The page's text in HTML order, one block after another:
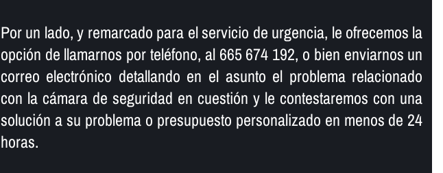
Por un lado, y remarcado para el servicio de urgencia, le ofrecemos la
opción de llamarnos por teléfono, al 665 674 192, o bien enviarnos un
correo electrónico detallando en el asunto el problema relacionado
con la cámara de seguridad en cuestión y le contestaremos con una
solución a su problema o presupuesto personalizado en menos de 24
horas.